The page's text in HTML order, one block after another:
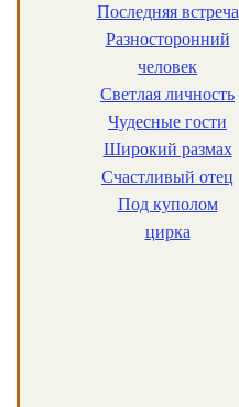
Последняя встреча
Разносторонний
человек
Светлая личность
Чудесные гости
Широкий размах
Счастливый отец
Под куполом
цирка